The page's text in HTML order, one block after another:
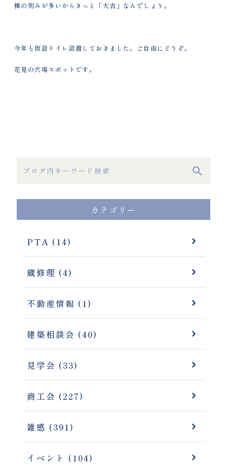
棒の刻みが多いからきっと「大吉」なんでしょう。
今年も仮設トイレ設置しておきました。ご自由にどうぞ。
花見の穴場スポットです。
カテゴリー
PTA (14)
蔵修理 (4)
不動産情報 (1)
建築相談会 (40)
見学会 (33)
商工会 (227)
雑感 (391)
イベント (104)